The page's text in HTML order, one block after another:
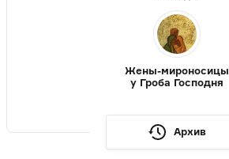
Жены-мироносицы
у Гроба Господня
Архив